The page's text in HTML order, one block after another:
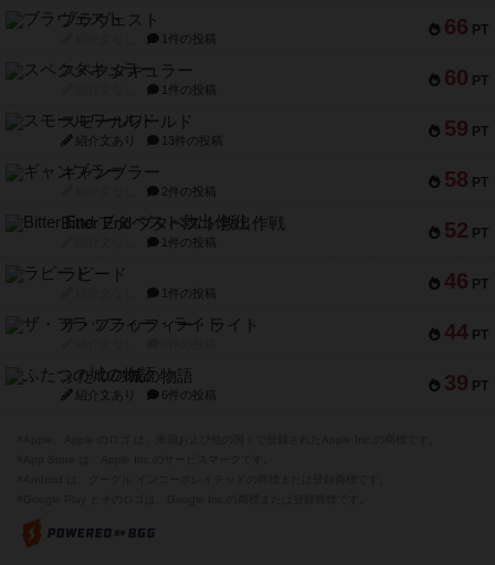
66 PT
ブラヴェスト
1件の投稿
60 PT
スペクタキュラー
1件の投稿
59 PT
スモールワールド
紹介文あり 13件の投稿
58 PT
ギャンブラー
2件の投稿
52 PT
Bitter End ブタペスト救出作戦
1件の投稿
46 PT
ラピード
1件の投稿
44 PT
ザ・フラッフィー・ライト
39 PT
ふたつの城の物語
紹介文あり 6件の投稿